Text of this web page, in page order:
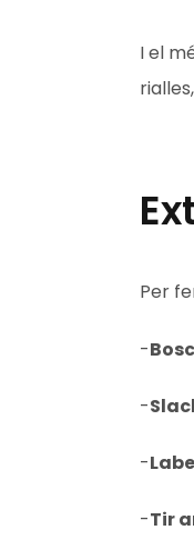
I el
Per
-
-
-
-Tir